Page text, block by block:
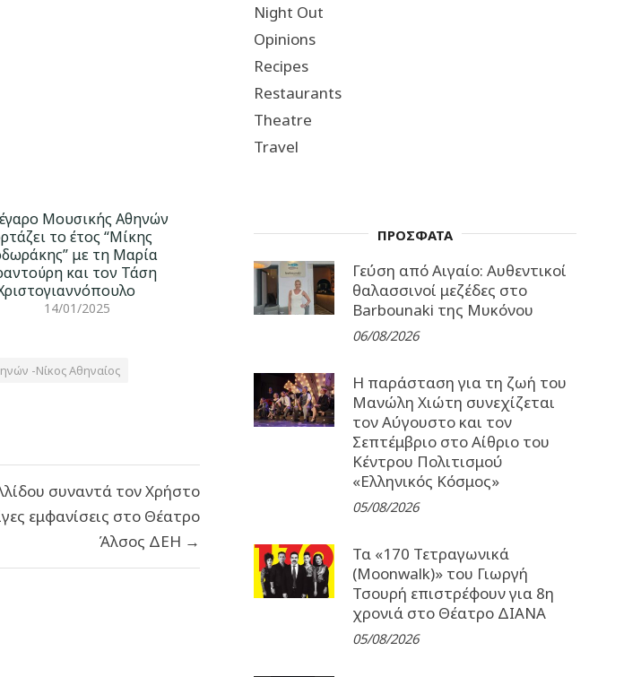
Μουσικής Αθηνών
το έτος “Μίκης
με τη Μαρία
και τον Τάση
14/01/2025
-Νίκος Αθηναίος
συναντά τον Χρήστο
εμφανίσεις στο Θέατρο
Άλσος ΔΕΗ →
Night Out
Opinions
Recipes
Restaurants
Theatre
Travel
ΠΡΟΣΦΑΤΑ
Γεύση από Αιγαίο: Αυθεντικοί
θαλασσινοί μεζέδες στο
Barbounaki της Μυκόνου
06/08/2026
Η παράσταση για τη ζωή του
Μανώλη Χιώτη συνεχίζεται
τον Αύγουστο και τον
Σεπτέμβριο στο Αίθριο του
Κέντρου Πολιτισμού
«Ελληνικός Κόσμος»
05/08/2026
Τα «170 Τετραγωνικά
(Moonwalk)» του Γιωργή
Τσουρή επιστρέφουν για 8η
χρονιά στο Θέατρο ΔΙΑΝΑ
05/08/2026